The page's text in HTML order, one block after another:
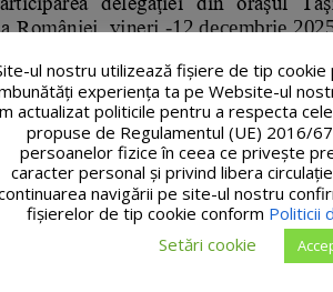
ul nostru utilizează fişiere de tip cookie
experiența ta pe Website-ul
actualizat politicile pentru a respecta
propuse de Regulamentul (UE) 2016/
persoanelor fizice în ceea ce privește
caracter personal și privind libera
navigării pe site-ul nostru
fişierelor de tip cookie conform Politicii
Setări cookie